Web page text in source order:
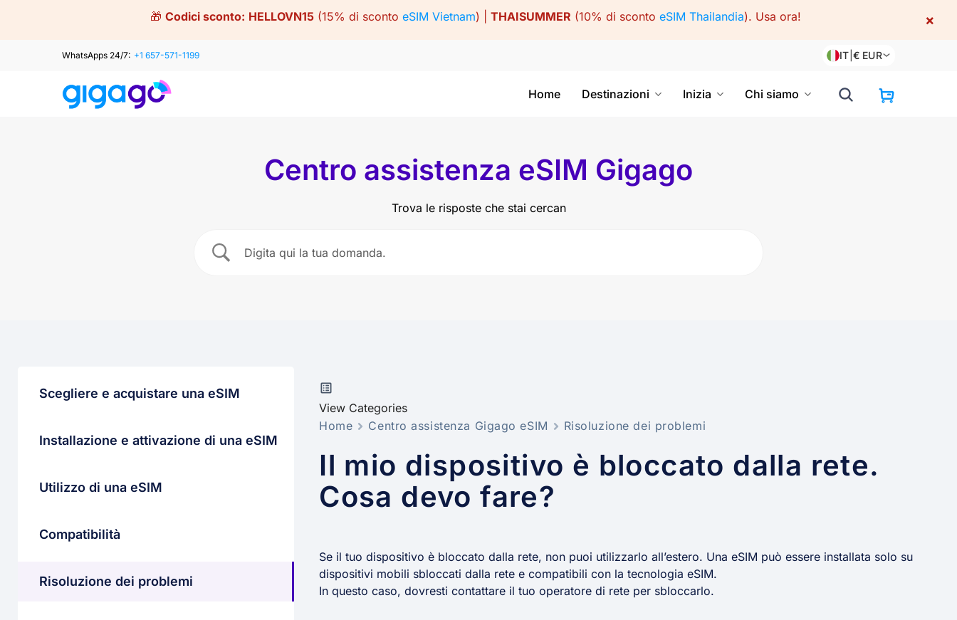
🎁 Codici sconto: HELLOVN15 (15% di sconto eSIM Vietnam) | THAISUMMER (10% di sconto eSIM Thailandia). Usa ora! ×
WhatsApps 24/7: +1 657-571-1199 IT |€ EUR
Home Destinazioni Inizia Chi siamo
Centro assistenza eSIM Gigago
Trova le risposte che stai cercan
Scegliere e acquistare una eSIM
Installazione e attivazione di una eSIM
Utilizzo di una eSIM
Compatibilità
Risoluzione dei problemi
View Categories
Home
Centro assistenza Gigago eSIM Risoluzione dei problemi
Il mio dispositivo è bloccato dalla rete.
Cosa devo fare?
Se il tuo dispositivo è bloccato dalla rete, non puoi utilizzarlo all’estero. Una eSIM può essere installata solo su
dispositivi mobili sbloccati dalla rete e compatibili con la tecnologia eSIM.
In questo caso, dovresti contattare il tuo operatore di rete per sbloccarlo.